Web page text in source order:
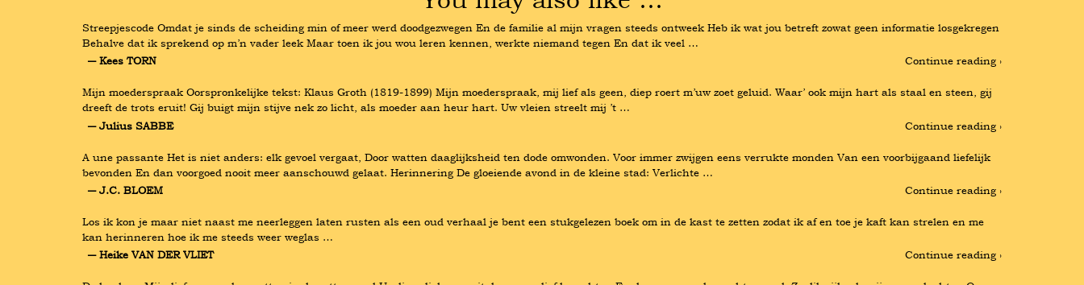
Streepjescode Omdat je sinds de scheiding min of meer werd doodgezwegen En de familie al mijn vragen steeds ontweek Heb ik wat jou betreft zowat geen informatie losgekregen
Behalve dat ik sprekend op m’n vader leek Maar toen ik jou wou leren kennen, werkte niemand tegen En dat ik veel …
― Kees TORN
Continue reading ›
Mijn moederspraak Oorspronkelijke tekst: Klaus Groth (1819-1899) Mijn moederspraak, mij lief als geen, diep roert m’uw zoet geluid. Waar’ ook mijn hart als staal en steen, gij
dreeft de trots eruit! Gij buigt mijn stijve nek zo licht, als moeder aan heur hart. Uw vleien streelt mij ’t …
― Julius SABBE
Continue reading ›
A une passante Het is niet anders: elk gevoel vergaat, Door watten daaglijksheid ten dode omwonden. Voor immer zwijgen eens verrukte monden Van een voorbijgaand liefelijk
bevonden En dan voorgoed nooit meer aanschouwd gelaat. Herinnering De gloeiende avond in de kleine stad: Verlichte …
― J.C. BLOEM
Continue reading ›
Los ik kon je maar niet naast me neerleggen laten rusten als een oud verhaal je bent een stukgelezen boek om in de kast te zetten zodat ik af en toe je kaft kan strelen en me
kan herinneren hoe ik me steeds weer weglas …
― Heike VAN DER VLIET
Continue reading ›